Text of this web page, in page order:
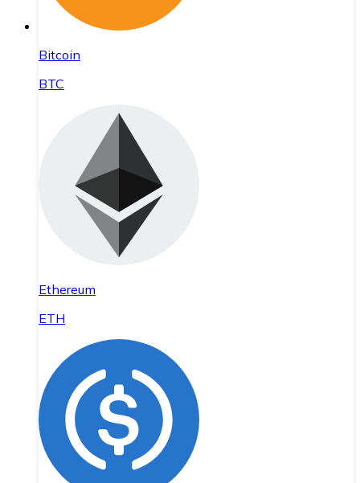
Bitcoin
BTC
Ethereum
ETH